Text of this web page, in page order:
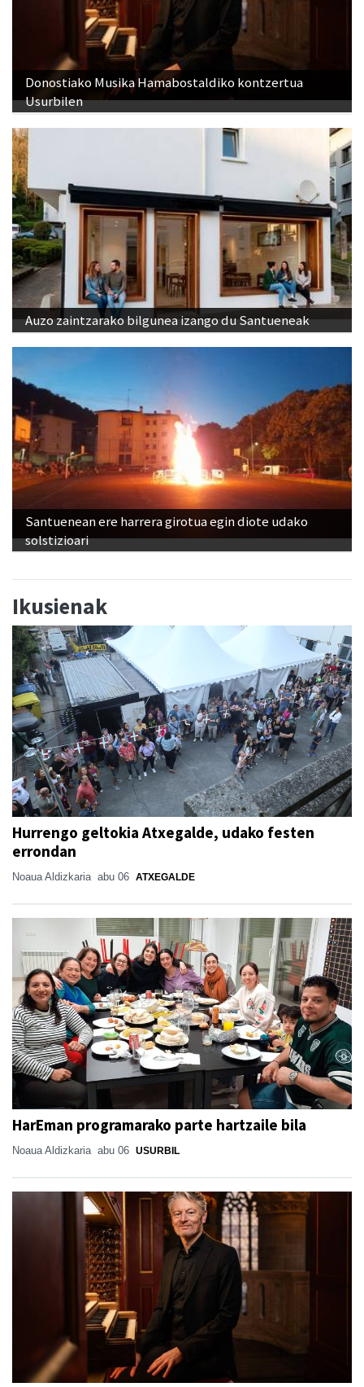
Donostiako Musika Hamabostaldiko kontzertua
Usurbilen
Auzo zaintzarako bilgunea izango du Santueneak
Santuenean ere harrera girotua egin diote udako
solstizioari
Ikusienak
Hurrengo geltokia Atxegalde, udako festen
errondan
Noaua Aldizkaria abu 06 ATXEGALDE
HarEman programarako parte hartzaile bila
Noaua Aldizkaria abu 06 USURBIL